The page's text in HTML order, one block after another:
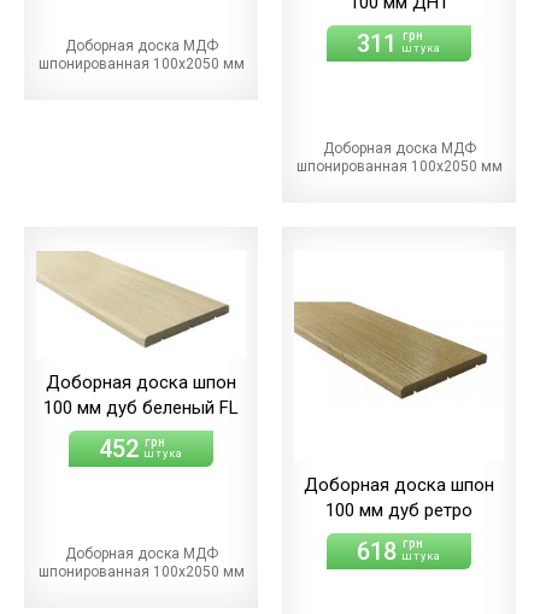
Доборная доска МДФ
шпонированная 100х2050 мм
311 грн
штука
Доборная доска МДФ
шпонированная 100х2050 мм
Доборная доска шпон
100 мм дуб беленый FL
452 грн
штука
Доборная доска МДФ
шпонированная 100х2050 мм
Доборная доска шпон
100 мм дуб ретро
618 грн
штука